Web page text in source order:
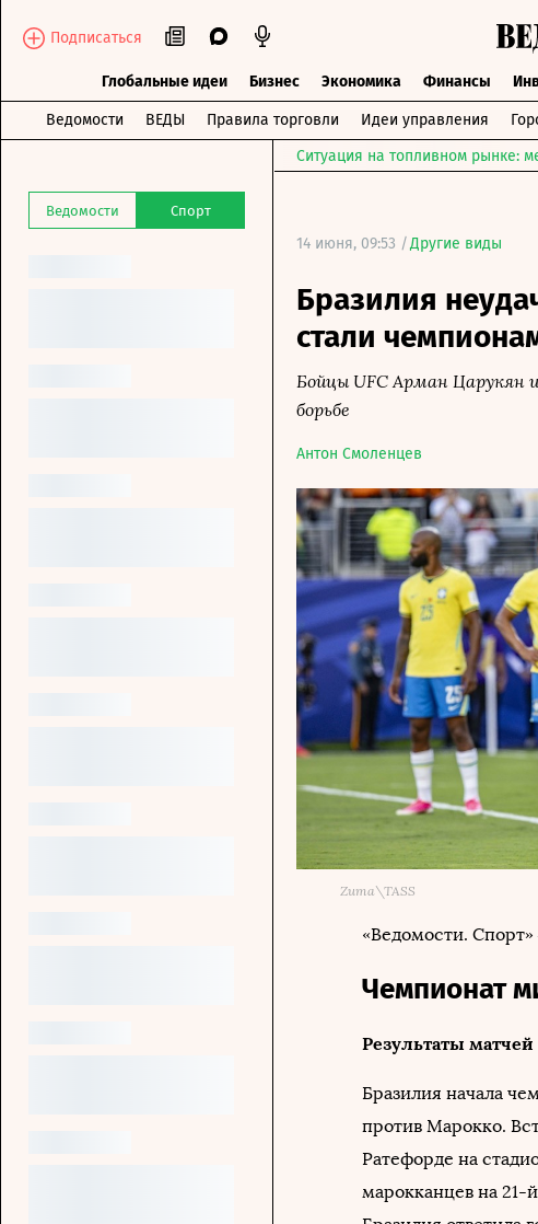
Подписаться
Глобальные идеи Бизнес Экономика Финансы
Ведомости ВЕДЫ Правила торговли Идеи управления
Ведомости Спорт
Ситуация на топливном рынке:
14 июня, 09:53 /Другие виды
Бразилия
стали
Бойцы UFC Арман Царукян
борьбе
Антон Смоленцев
Zuma\TASS
«Ведомости.
Чемпионат
Результаты матчей
Бразилия начала
против Марокко.
Ратефорде на
марокканцев на 21-